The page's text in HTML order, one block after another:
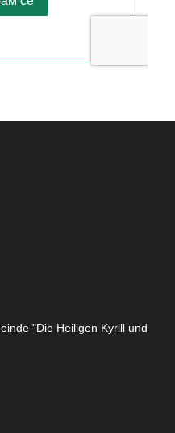
"Die Heiligen Kyrill und